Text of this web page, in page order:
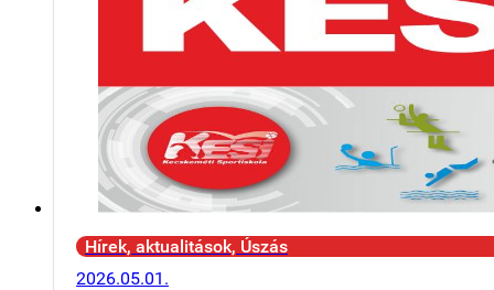
Hírek, aktualitások, Úszás
2026.05.01.